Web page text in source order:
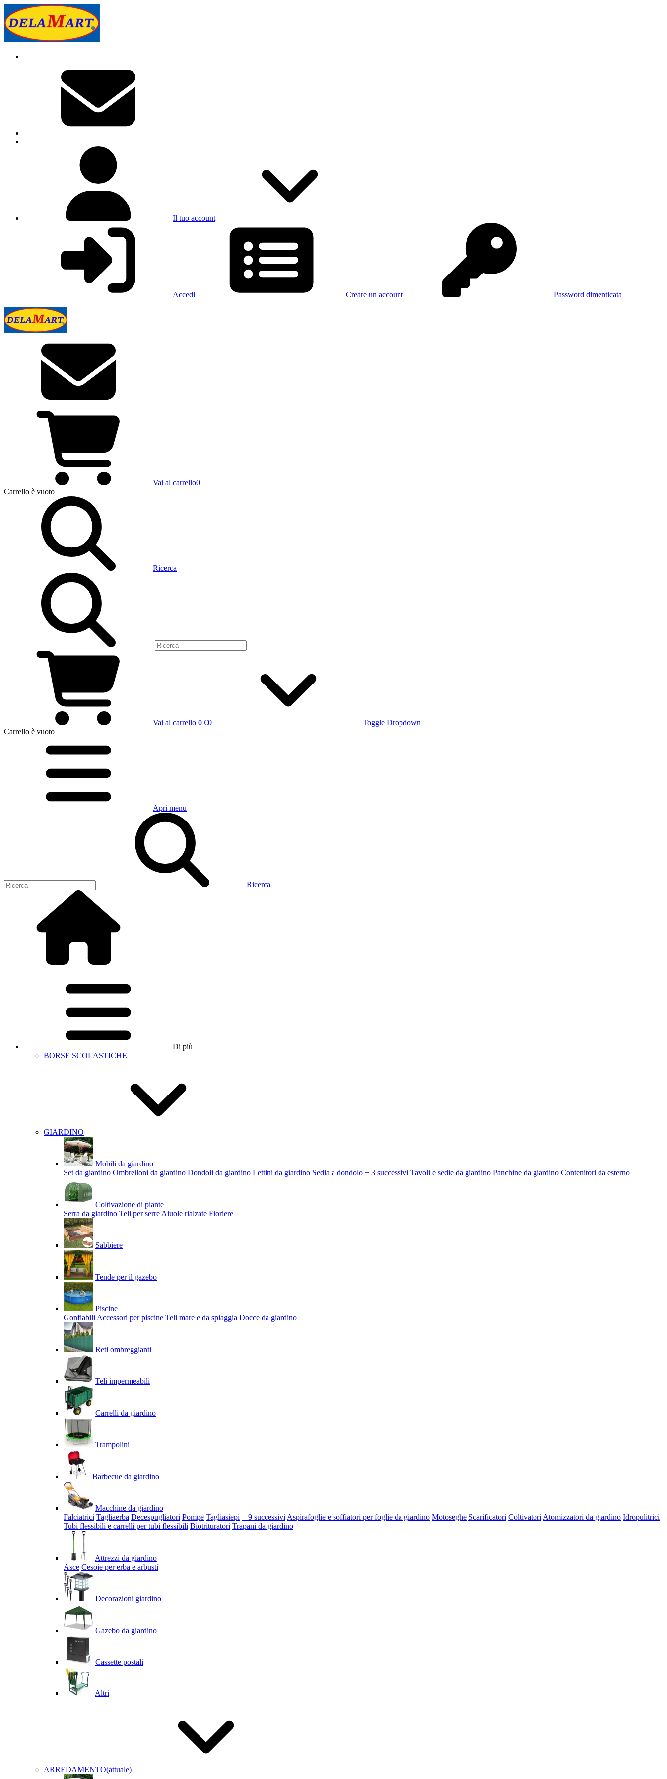
Il tuo account
Accedi Creare un account Password dimenticata
Vai al carrello0
Carrello è vuoto
Ricerca
Vai al carrello 0 €0
Toggle Dropdown
Carrello è vuoto
Apri menu
Ricerca
Di più
BORSE SCOLASTICHE
GIARDINO
Mobili da giardino
Set da giardino Ombrelloni da giardino Dondoli da giardino Lettini da giardino Sedia a dondolo + 3 successivi Tavoli e sedie da giardino Panchine da giardino Contenitori da esterno
Coltivazione di piante
Serra da giardino Teli per serre Aiuole rialzate Fioriere
Sabbiere
Tende per il gazebo
Piscine
Gonfiabili Accessori per piscine Teli mare e da spiaggia Docce da giardino
Reti ombreggianti
Teli impermeabili
Carrelli da giardino
Trampolini
Barbecue da giardino
Macchine da giardino
Falciatrici Tagliaerba Decespugliatori Pompe Tagliasiepi + 9 successivi Aspirafoglie e soffiatori per foglie da giardino Motoseghe Scarificatori Coltivatori Atomizzatori da giardino Idropulitrici
Tubi flessibili e carrelli per tubi flessibili Biotrituratori Trapani da giardino
Attrezzi da giardino
Asce Cesoie per erba e arbusti
Decorazioni giardino
Gazebo da giardino
Cassette postali
Altri
ARREDAMENTO(attuale)